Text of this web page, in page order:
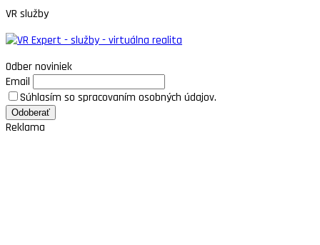
VR služby
Odber noviniek
Email
Súhlasím so spracovaním osobných údajov.
Reklama